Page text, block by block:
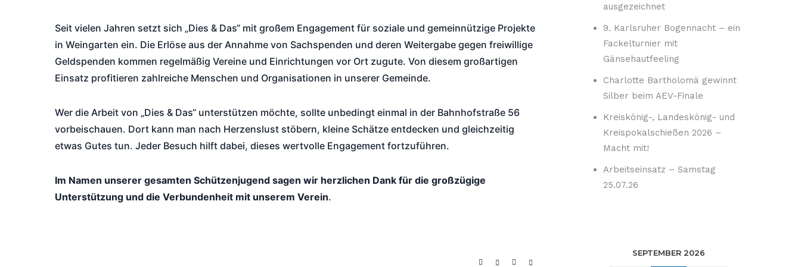
Seit vielen Jahren setzt sich „Dies & Das“ mit großem Engagement für soziale und gemeinnützige Projekte
in Weingarten ein. Die Erlöse aus der Annahme von Sachspenden und deren Weitergabe gegen freiwillige
Geldspenden kommen regelmäßig Vereine und Einrichtungen vor Ort zugute. Von diesem großartigen
Einsatz profitieren zahlreiche Menschen und Organisationen in unserer Gemeinde.
Wer die Arbeit von „Dies & Das“ unterstützen möchte, sollte unbedingt einmal in der Bahnhofstraße 56
vorbeischauen. Dort kann man nach Herzenslust stöbern, kleine Schätze entdecken und gleichzeitig
etwas Gutes tun. Jeder Besuch hilft dabei, dieses wertvolle Engagement fortzuführen.
Im Namen unserer gesamten Schützenjugend sagen wir herzlichen Dank für die großzügige
Unterstützung und die Verbundenheit mit unserem Verein.
ausgezeichnet
9. Karlsruher Bogennacht – ein
Fackelturnier mit
Gänsehautfeeling
Charlotte Bartholomä gewinnt
Silber beim AEV-Finale
Kreiskönig-, Landeskönig- und
Kreispokalschießen 2026 –
Macht mit!
Arbeitseinsatz – Samstag
25.07.26
SEPTEMBER 2026